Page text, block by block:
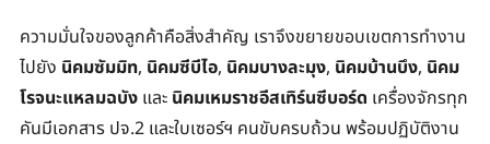
ความมั่นใจของลูกค้าคือสิ่งสำคัญ เราจึงขยายขอบเขตการทำงาน
ไปยัง นิคมซัมมิท, นิคมซีบีไอ, นิคมบางละมุง, นิคมบ้านบึง, นิคม
โรจนะแหลมฉบัง และ นิคมเหมราชอีสเทิร์นซีบอร์ด เครื่องจักรทุก
คันมีเอกสาร ปจ.2 และใบเซอร์ฯ คนขับครบถ้วน พร้อมปฏิบัติงาน